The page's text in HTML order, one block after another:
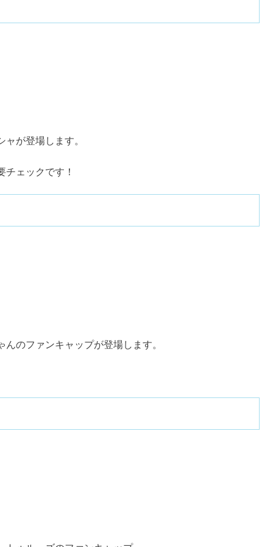
が登場します。
ェックです！
のファンキャップが登場します。